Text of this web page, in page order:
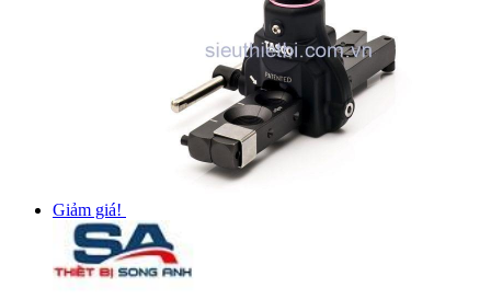
Giảm giá!